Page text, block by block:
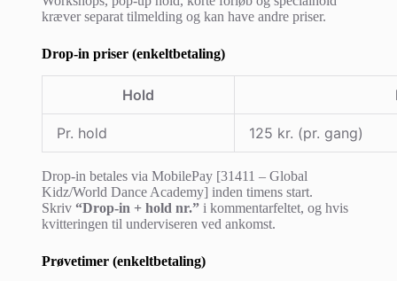
kræver separat tilmelding og kan have andre priser.
Drop-in priser (enkeltbetaling)
Hold
Pr. hold 125 kr. (pr. gang)
Drop-in betales via MobilePay [31411 – Global
Kidz/World Dance Academy] inden timens start.
Skriv“Drop-in + hold nr.” i kommentarfeltet, og hvis
kvitteringen til underviseren ved ankomst.
Prøvetimer (enkeltbetaling)